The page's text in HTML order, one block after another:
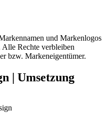
und Markenlogos
Rechte verbleiben
bzw. Markeneigentümer.
| Umsetzung